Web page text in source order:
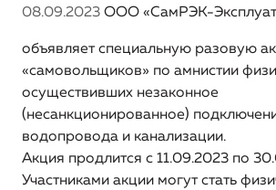
Информация об условиях, на
поставка регулируемых товаров
Информация об основных
характеристиках регулируемых
регулируемой организации
Вопрос-ответ
08.09.2023 ООО «СамРЭК-
объявляет специальную разовую
«самовольщиков» по амнистии
осуществивших незаконное
(несанкционированное)
водопровода и канализации.
Акция продлится с 11.09.2023 по
Участниками акции могут стать